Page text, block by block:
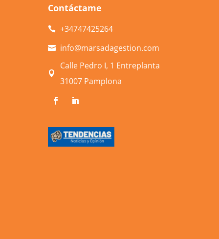
Contáctame
 +34747425264
 info@marsadagestion.com

Calle Pedro I, 1 Entreplanta
31007 Pamplona